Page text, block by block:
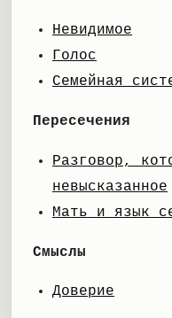
Невидимое
Голос
Семейная
Пересечения
Разговор,
невысказанное
Мать и язык
Смыслы
Доверие